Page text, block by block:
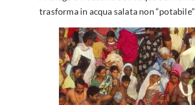
trasforma in acqua salata non